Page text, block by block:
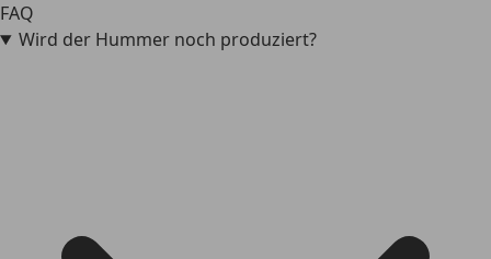
FAQ
Wird der Hummer noch produziert?